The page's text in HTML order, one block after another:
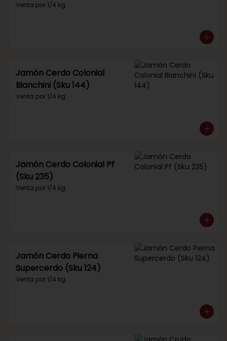
Venta por 1/4 kg.
Jamón Cerdo Colonial
Bianchini (Sku 144)
Venta por 1/4 kg.
Jamón Cerdo Colonial Pf
(Sku 235)
Venta por 1/4 kg.
Jamón Cerdo Pierna
Supercerdo (Sku 124)
Venta por 1/4 kg.